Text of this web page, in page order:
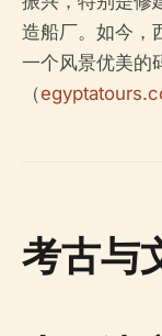
造船厂。如今，
一个风景优美的
（
考古与